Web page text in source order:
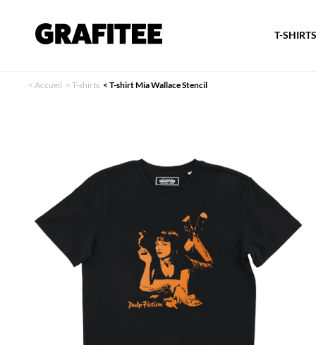
T-SHIRTS
< Accueil < T-shirts < T-shirt Mia Wallace Stencil